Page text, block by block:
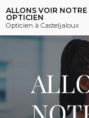
Aller
au
contenu
principal
ALLONS VOIR NOTRE
OPTICIEN
Opticien à Casteljaloux